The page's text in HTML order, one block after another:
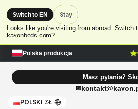
Looks like you're visiting from abroad. Switch
kavonbeds.com?
Switch to EN Stay
Polska produkcja
Masz pytania?
POLSKI ZŁ